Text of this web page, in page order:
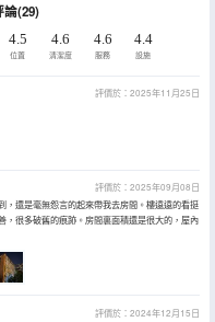
(29)
4.5
位置
4.6
清潔度
4.6
服務
4.4
設施
評價於：2025年11月25日
評價於：2025年09月08日
，還是毫無怨言的起來帶我去房間。樓遠遠的看挺
，很多破舊的痕跡。房間裏面積還是很大的，屋內
評價於：2024年12月15日